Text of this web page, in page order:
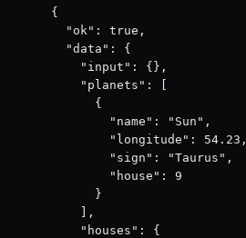
{
  "ok": true,
  "data": {
    "input": {},
    "planets": [
      {
        "name": "Sun",
        "longitude": 54.23,
        "sign": "Taurus",
        "house": 9
      }
    ],
    "houses": {